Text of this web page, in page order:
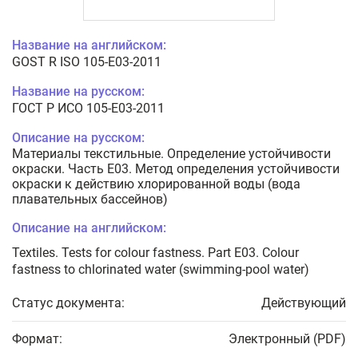
Название на английском:
GOST R ISO 105-E03-2011
Название на русском:
ГОСТ Р ИСО 105-E03-2011
Описание на русском:
Материалы текстильные. Определение устойчивости
окраски. Часть Е03. Метод определения устойчивости
окраски к действию хлорированной воды (вода
плавательных бассейнов)
Описание на английском:
Textiles. Tests for colour fastness. Part E03. Colour
fastness to chlorinated water (swimming-pool water)
Статус документа: Действующий
Формат: Электронный (PDF)